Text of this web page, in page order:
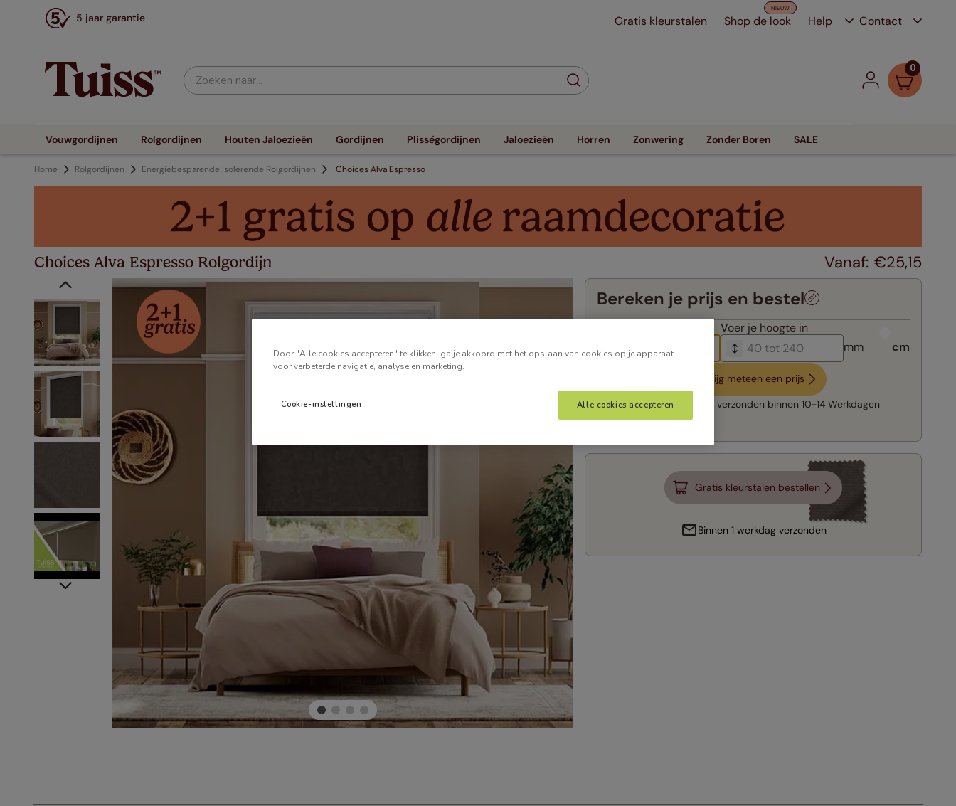
5 jaar garantie Gratis kleurstalen Shop de look Help Contact
Zoeken naar... 0
Vouwgordijnen Rolgordijnen Houten Jaloezieën Gordijnen Plisségordijnen Jaloezieën Horren Zonwering Zonder Boren SALE
Home Rolgordijnen Energiebesparende Isolerende Rolgordijnen Choices Alva Espresso
Choices Alva Espresso Rolgordijn €25,15
Bereken je prijs en bestel
Voer je hoogte in
mm
cm
Krijg meteen een prijs
Snelle levering:
verzonden binnen 10-14 Werkdagen
Gratis kleurstalen bestellen
Binnen 1 werkdag verzonden
Door "Alle cookies accepteren" te klikken, ga je akkoord met het opslaan van cookies op je apparaat
voor verbeterde navigatie, analyse en marketing.
Cookie-instellingen Alle cookies accepteren